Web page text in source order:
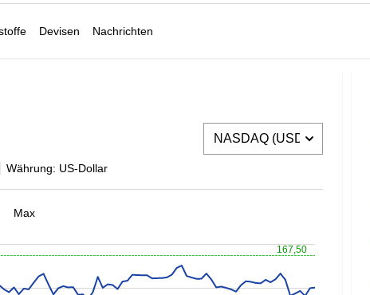
Devisen Nachrichten
Währung: US-Dollar
Max
167,50